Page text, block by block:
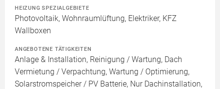
HEIZUNG SPEZIALGEBIETE
Photovoltaik, Wohnraumlüftung, Elektriker, KFZ
Wallboxen
ANGEBOTENE TÄTIGKEITEN
Anlage & Installation, Reinigung / Wartung, Dach
Vermietung / Verpachtung, Wartung / Optimierung,
Solarstromspeicher / PV Batterie, Nur Dachinstallation,